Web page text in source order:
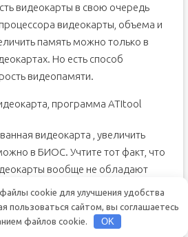
видеокарты в свою очередь
видеокарты, объема и
память можно только в
Но есть способ
видеопамяти.
программа ATItool
видеокарта , увеличить
в БИОС. Учтите тот факт, что
вообще не обладают
и все ресурсы берут из
Если
Таким вопросом задаются
cookie для улучшения удобства
пользоваться сайтом, вы соглашаетесь
файлов cookie.
OK